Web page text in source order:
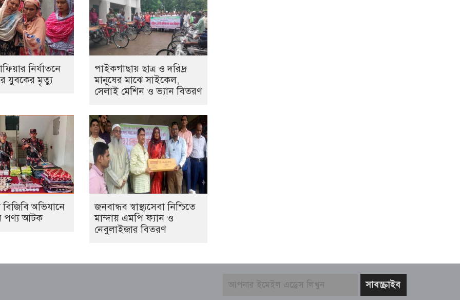
নির্যাতনে
যুবকের মৃত্যু
পাইকগাছায় ছাত্র ও দরিদ্র
মানুষের মাঝে সাইকেল,
সেলাই মেশিন ও ভ্যান বিতরণ
অভিযানে
পণ্য আটক
জনবান্ধব স্বাস্থ্যসেবা নিশ্চিতে
মান্দায় এমপি ফ্যান ও
নেবুলাইজার বিতরণ